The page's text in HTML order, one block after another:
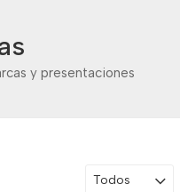
y presentaciones
Todos